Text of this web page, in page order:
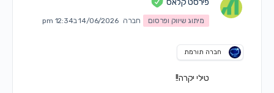
מיתוג שיווק ופרסום חברה 14/06/2026 ב12:34 pm
חברה תורמת
טילי יקרה!!